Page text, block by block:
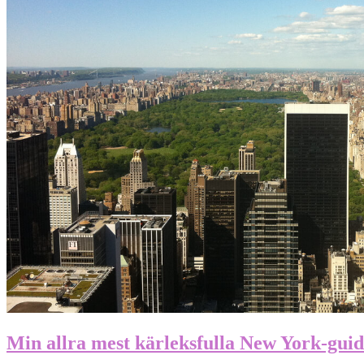
Min allra mest kärleksfulla New York-